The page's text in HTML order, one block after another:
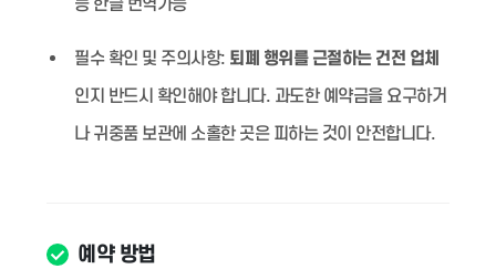
능 한글 번역가능
필수 확인 및 주의사항: 퇴폐 행위를 근절하는 건전 업체
인지 반드시 확인해야 합니다. 과도한 예약금을 요구하거
나 귀중품 보관에 소홀한 곳은 피하는 것이 안전합니다.
예약 방법